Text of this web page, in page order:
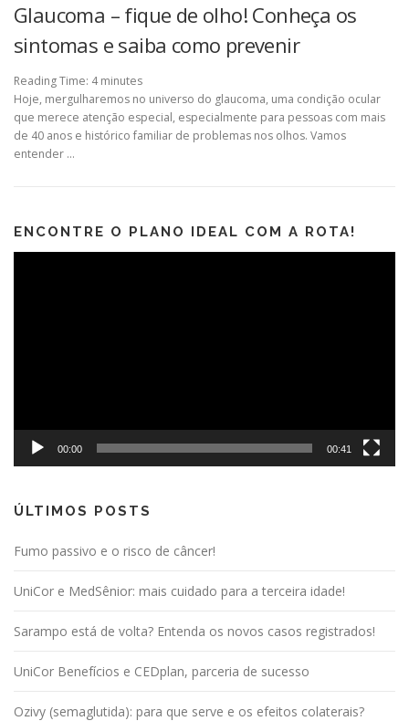
Glaucoma – fique de olho! Conheça os
sintomas e saiba como prevenir
Reading Time: 4 minutes
Hoje, mergulharemos no universo do glaucoma, uma condição ocular
que merece atenção especial, especialmente para pessoas com mais
de 40 anos e histórico familiar de problemas nos olhos. Vamos
entender …
ENCONTRE O PLANO IDEAL COM A ROTA!
00:00 00:41
ÚLTIMOS POSTS
Fumo passivo e o risco de câncer!
UniCor e MedSênior: mais cuidado para a terceira idade!
Sarampo está de volta? Entenda os novos casos registrados!
UniCor Benefícios e CEDplan, parceria de sucesso
Ozivy (semaglutida): para que serve e os efeitos colaterais?